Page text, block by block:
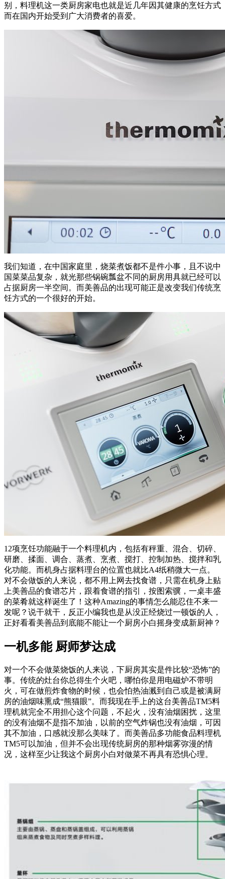
别，料理机这一类厨房家电也就是近几年因其健康的烹饪方式
而在国内开始受到广大消费者的喜爱。
我们知道，在中国家庭里，烧菜煮饭都不是件小事，且不说中
国菜菜品复杂，就光那些锅碗瓢盆不同的厨房用具就已经可以
占据厨房一半空间。而美善品的出现可能正是改变我们传统烹
饪方式的一个很好的开始。
12项烹饪功能融于一个料理机内，包括有秤重、混合、切碎、
研磨、揉面、调合、蒸煮、烹煮、搅打、控制加热、搅拌和乳
化功能。而机身占据料理台的位置也就比A4纸稍微大一点。
对不会做饭的人来说，都不用上网去找食谱，只需在机身上贴
上美善品的食谱芯片，跟着食谱的指引，按图索骥，一桌丰盛
的菜肴就这样诞生了！这种Amazing的事情怎么能忍住不来一
发呢？说干就干，反正小编我也是从没正经烧过一顿饭的人，
正好看看美善品到底能不能让一个厨房小白摇身变成新厨神？
一机多能 厨师梦达成
对一个不会做菜烧饭的人来说，下厨房其实是件比较“恐怖”的
事。传统的灶台你总得生个火吧，哪怕你是用电磁炉不带明
火，可在做煎炸食物的时候，也会怕热油溅到自己或是被满厨
房的油烟味熏成“熊猫眼”。而我现在手上的这台美善品TM5料
理机就完全不用担心这个问题，不起火，没有油烟困扰，这里
的没有油烟不是指不加油，以前的空气炸锅也没有油烟，可因
其不加油，口感就没那么美味了。而美善品多功能食品料理机
TM5可以加油，但并不会出现传统厨房的那种烟雾弥漫的情
况，这样至少让我这个厨房小白对做菜不再具有恐惧心理。